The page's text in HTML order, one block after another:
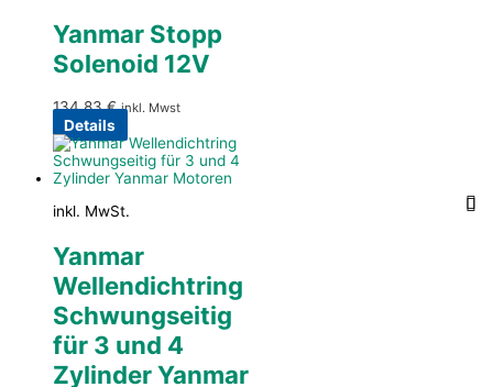
Yanmar Stopp
Solenoid 12V
134,83€ inkl. Mwst
Details
inkl. MwSt.
Yanmar
Wellendichtring
Schwungseitig
für 3 und 4
Zylinder Yanmar